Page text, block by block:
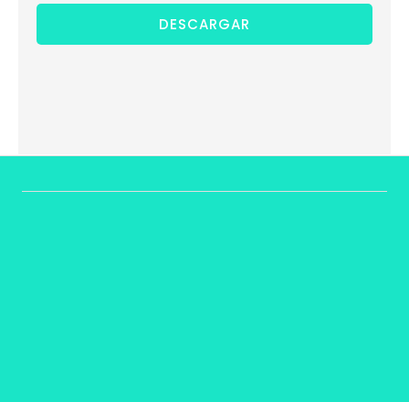
DESCARGAR